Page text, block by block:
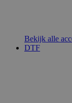
Bekijk alle
DTF